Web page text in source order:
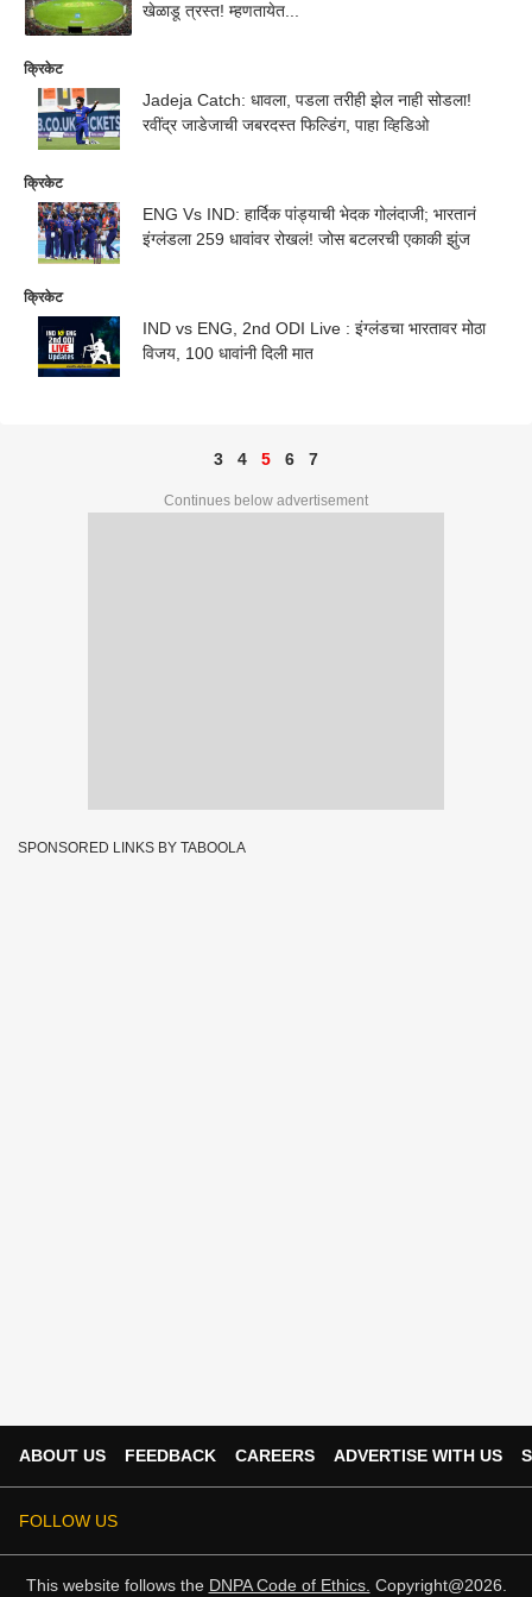
खेळाडू त्रस्त! म्हणतायेत...
क्रिकेट
Jadeja Catch: धावला, पडला तरीही झेल नाही सोडला!
रवींद्र जाडेजाची जबरदस्त फिल्डिंग, पाहा व्हिडिओ
क्रिकेट
ENG Vs IND: हार्दिक पांड्याची भेदक गोलंदाजी; भारतानं
इंग्लंडला 259 धावांवर रोखलं! जोस बटलरची एकाकी झुंज
क्रिकेट
IND vs ENG, 2nd ODI Live : इंग्लंडचा भारतावर मोठा
विजय, 100 धावांनी दिली मात
3 4 5 6 7
Continues below advertisement
SPONSORED LINKS BY TABOOLA
ABOUT US FEEDBACK CAREERS ADVERTISE WITH US
FOLLOW US
This website follows the DNPA Code of Ethics. Copyright@2026.